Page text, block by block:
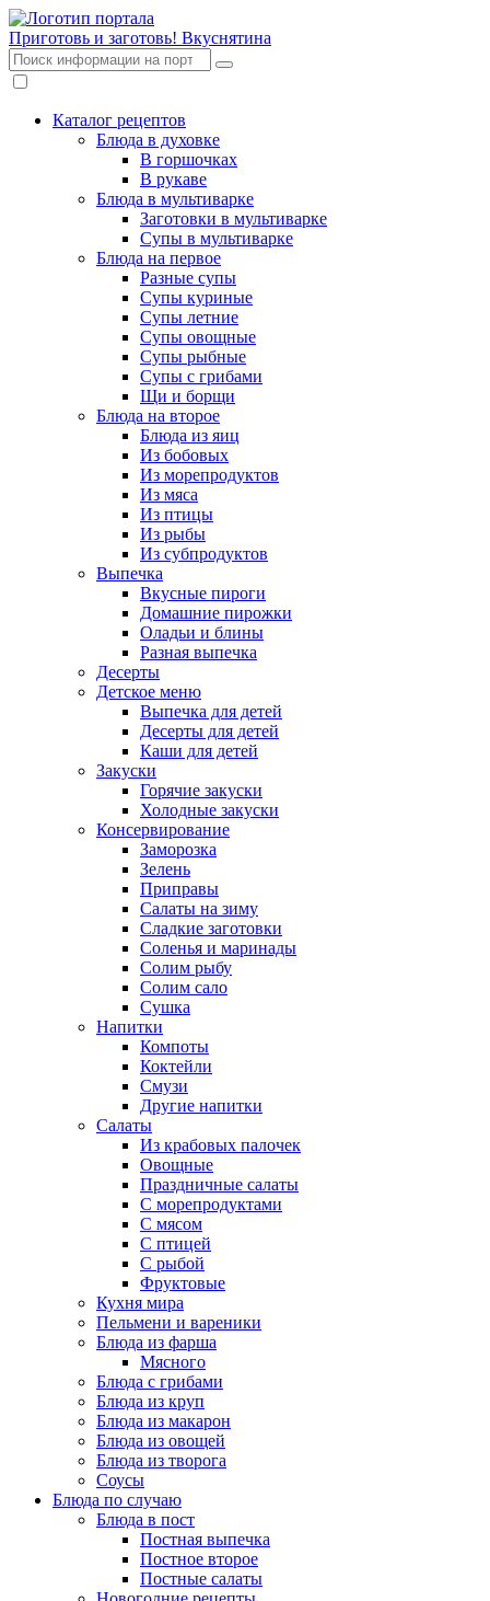
Приготовь и заготовь! Вкуснятина
Каталог рецептов
Блюда в духовке
В горшочках
В рукаве
Блюда в мультиварке
Заготовки в мультиварке
Супы в мультиварке
Блюда на первое
Разные супы
Супы куриные
Супы летние
Супы овощные
Супы рыбные
Супы с грибами
Щи и борщи
Блюда на второе
Блюда из яиц
Из бобовых
Из морепродуктов
Из мяса
Из птицы
Из рыбы
Из субпродуктов
Выпечка
Вкусные пироги
Домашние пирожки
Оладьи и блины
Разная выпечка
Десерты
Детское меню
Выпечка для детей
Десерты для детей
Каши для детей
Закуски
Горячие закуски
Холодные закуски
Консервирование
Заморозка
Зелень
Приправы
Салаты на зиму
Сладкие заготовки
Соленья и маринады
Солим рыбу
Солим сало
Сушка
Напитки
Компоты
Коктейли
Смузи
Другие напитки
Салаты
Из крабовых палочек
Овощные
Праздничные салаты
С морепродуктами
С мясом
С птицей
С рыбой
Фруктовые
Кухня мира
Пельмени и вареники
Блюда из фарша
Мясного
Блюда с грибами
Блюда из круп
Блюда из макарон
Блюда из овощей
Блюда из творога
Соусы
Блюда по случаю
Блюда в пост
Постная выпечка
Постное второе
Постные салаты